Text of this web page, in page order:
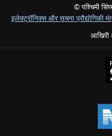
© पश्चिमी
इलेक्ट्रॉनिक्स और सूचना प्रौद्योगिकी
आखिरी